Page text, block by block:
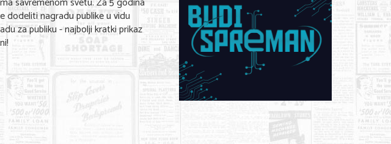
dodeliti nagradu publike u vidu
za publiku - najbolji kratki prikaz